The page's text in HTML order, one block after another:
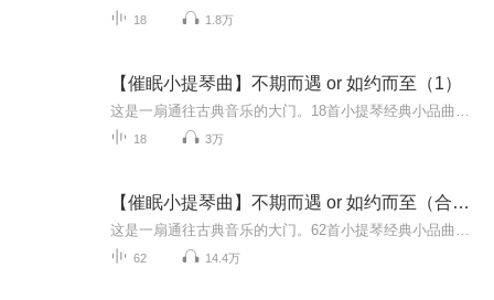
18 1.8万
【催眠小提琴曲】不期而遇 or 如约而至（1）
18 3万
【催眠小提琴曲】不期而遇 or 如约而至（合辑）
62 14.4万